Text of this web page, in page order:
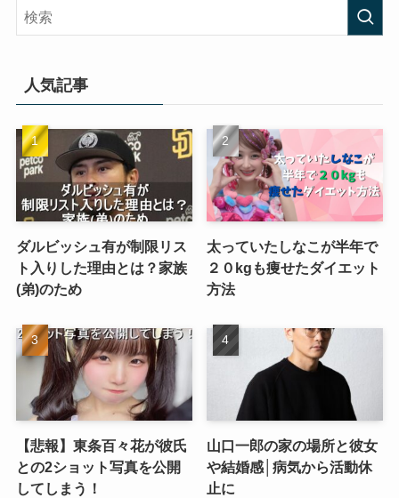
人気記事
ダルビッシュ有が制限リス
ト入りした理由とは？家族
(弟)のため
太っていたしなこが半年で
２０kgも痩せたダイエット
方法
【悲報】東条百々花が彼氏
との2ショット写真を公開
してしまう！
山口一郎の家の場所と彼女
や結婚感│病気から活動休
止に